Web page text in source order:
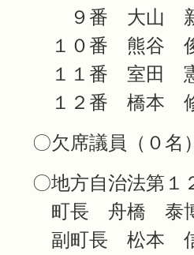
９番 大山
１０番 熊谷
１１番 室田
１２番 橋本
〇欠席議員（０名
〇地方自治法第
町長 舟橋 泰
副町長 松本